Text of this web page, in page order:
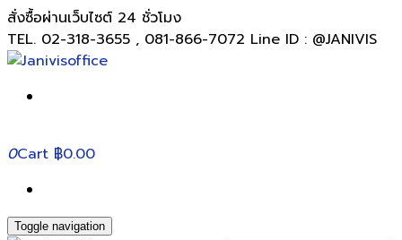
สั่งซื้อผ่านเว็บไซต์ 24 ชั่วโมง
TEL. 02-318-3655 , 081-866-7072 Line ID : @JANIVIS
0Cart ฿0.00
Toggle navigation